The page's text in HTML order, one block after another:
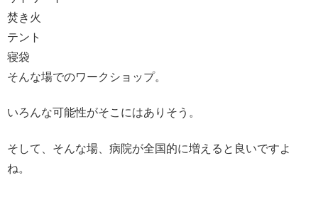
焚き火
テント
寝袋
そんな場でのワークショップ。
いろんな可能性がそこにはありそう。
そして、そんな場、病院が全国的に増えると良いですよ
ね。